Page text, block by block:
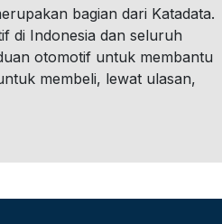
bagian dari Katadata.
di Indonesia dan seluruh
otomotif untuk membantu
membeli, lewat ulasan,